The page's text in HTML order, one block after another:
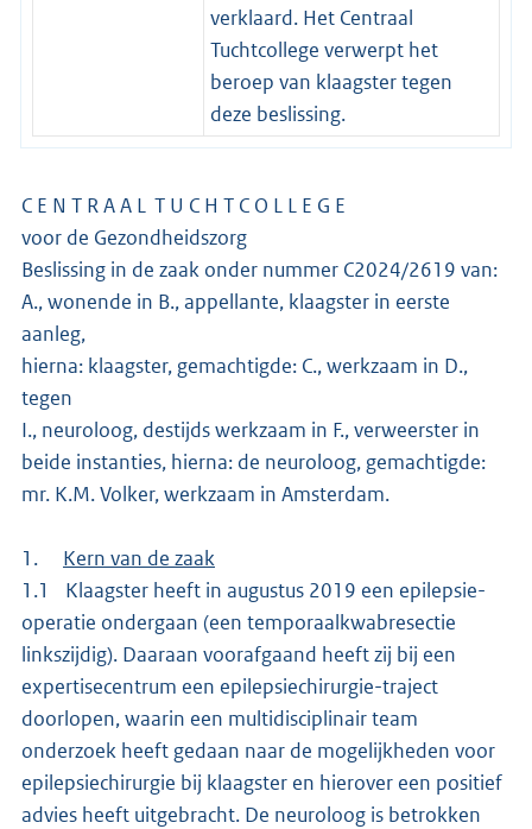
verklaard. Het Centraal
Tuchtcollege verwerpt het
beroep van klaagster tegen
deze beslissing.
C E N T R A A L T U C H T C O L L E G E
voor de Gezondheidszorg
Beslissing in de zaak onder nummer C2024/2619 van:
A., wonende in B., appellante, klaagster in eerste
aanleg,
hierna: klaagster, gemachtigde: C., werkzaam in D.,
tegen
I., neuroloog, destijds werkzaam in F., verweerster in
beide instanties, hierna: de neuroloog, gemachtigde:
mr. K.M. Volker, werkzaam in Amsterdam.
1. Kern van de zaak
1.1 Klaagster heeft in augustus 2019 een epilepsie-
operatie ondergaan (een temporaalkwabresectie
linkszijdig). Daaraan voorafgaand heeft zij bij een
expertisecentrum een epilepsiechirurgie-traject
doorlopen, waarin een multidisciplinair team
onderzoek heeft gedaan naar de mogelijkheden voor
epilepsiechirurgie bij klaagster en hierover een positief
advies heeft uitgebracht. De neuroloog is betrokken